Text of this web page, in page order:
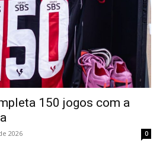
150 jogos com a
2026 0